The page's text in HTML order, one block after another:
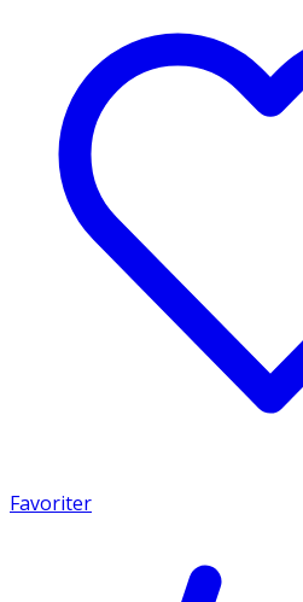
Favoriter